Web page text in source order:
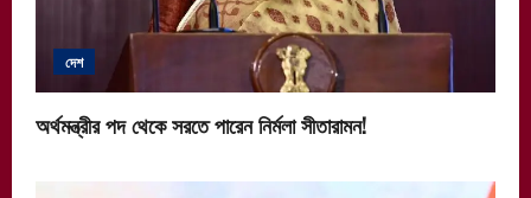
দেশ
অর্থমন্ত্রীর পদ থেকে সরতে পারেন নির্মলা সীতারামন!